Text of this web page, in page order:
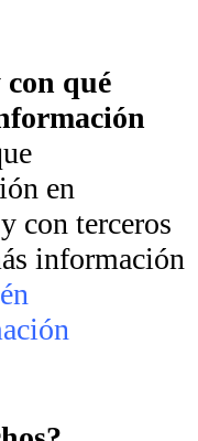
qué
en
con terceros
información